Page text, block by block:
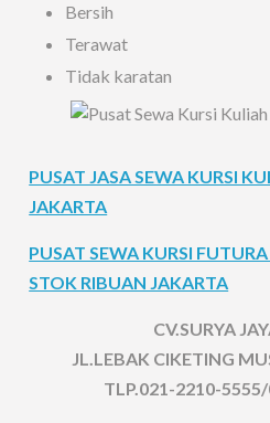
Bersih
Terawat
Tidak karatan
PUSAT JASA SEWA KURSI
JAKARTA
PUSAT SEWA KURSI
STOK RIBUAN JAKARTA
CV.SURYA
JL.LEBAK CIKETING
TLP.021-2210-